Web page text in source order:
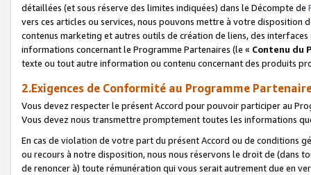
détaillées (et sous réserve des limites indiquées) dans le Décompte de
vers ces articles ou services, nous pouvons mettre à votre disposition
contenus marketing et autres outils de création de liens, des
informations concernant le Programme Partenaires (le « Contenu du
texte ou tout autre information ou contenu concernant des produits
2.Exigences de Conformité au Programme
Vous devez respecter le présent Accord pour pouvoir participer au
Vous devez nous transmettre promptement toutes les informations
En cas de violation de votre part du présent Accord ou de conditions
ou recours à notre disposition, nous nous réservons le droit de (dans
de renoncer à) toute rémunération qui vous serait autrement due en